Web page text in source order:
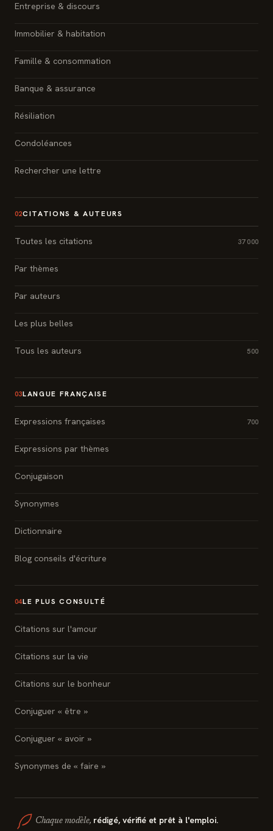
Entreprise & discours
Immobilier & habitation
Famille & consommation
Banque & assurance
Résiliation
Condoléances
Rechercher une lettre
02CITATIONS & AUTEURS
Toutes les citations 37 000
Par thèmes
Par auteurs
Les plus belles
Tous les auteurs 500
03LANGUE FRANÇAISE
Expressions françaises 700
Expressions par thèmes
Conjugaison
Synonymes
Dictionnaire
Blog conseils d'écriture
04LE PLUS CONSULTÉ
Citations sur l'amour
Citations sur la vie
Citations sur le bonheur
Conjuguer « être »
Conjuguer « avoir »
Synonymes de « faire »
Chaque modèle, rédigé, vérifié et prêt à l'emploi.